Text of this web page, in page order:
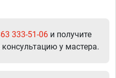
333-51-06 и получите
у мастера.